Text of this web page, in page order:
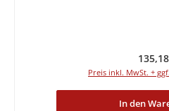
Preis inkl. MwSt. +
In den